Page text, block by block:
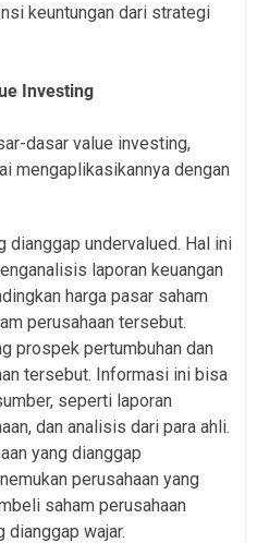
keuntungan dari strategi
Investing
dasar value investing,
mengaplikasikannya dengan
dianggap undervalued. Hal ini
laporan keuangan
harga pasar saham
perusahaan tersebut.
prospek pertumbuhan dan
tersebut. Informasi ini bisa
seperti laporan
dan analisis dari para ahli.
yang dianggap
perusahaan yang
saham perusahaan
dianggap wajar.